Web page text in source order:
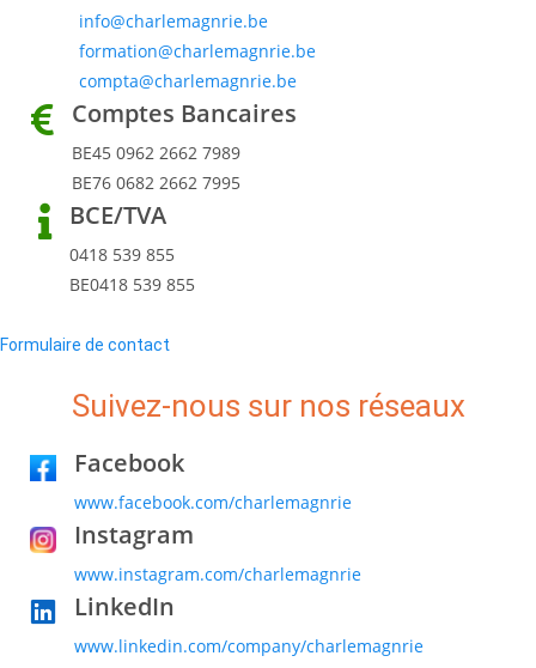
info@charlemagnrie.be
formation@charlemagnrie.be
compta@charlemagnrie.be
Comptes Bancaires
BE45 0962 2662 7989
BE76 0682 2662 7995
BCE/TVA
0418 539 855
BE0418 539 855
Formulaire de contact
Suivez-nous sur nos réseaux
Facebook
www.facebook.com/charlemagnrie
Instagram
www.instagram.com/charlemagnrie
LinkedIn
www.linkedin.com/company/charlemagnrie